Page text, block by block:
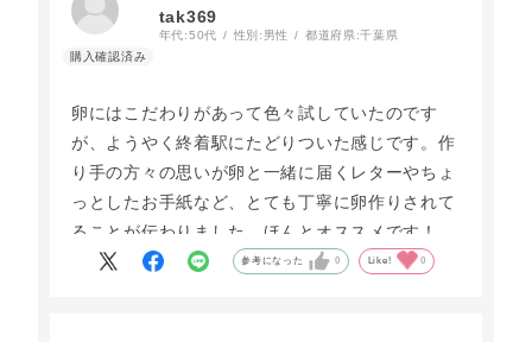
tak369
年代:50代 性別: 男性 都道府県:千葉県
卵にはこだわりがあって色々試していたのです
が、ようやく終着駅にたどりついた感じです。作
り手の方々の思いが卵と一緒に届くレターやちょ
っとしたお手紙など、とても丁寧に卵作りされて
ることが伝わりました。ほんとオススメです！
参考になった 0 Like! 0